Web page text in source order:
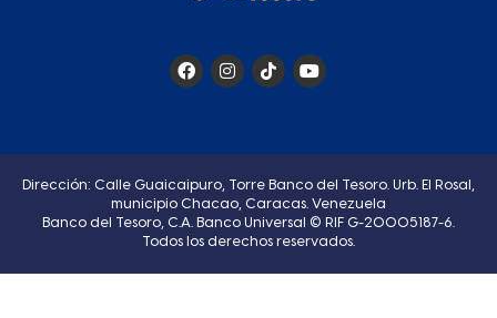
Dirección: Calle Guaicaipuro, Torre Banco del Tesoro. Urb. El Rosal,
municipio Chacao, Caracas. Venezuela
Banco del Tesoro, C.A. Banco Universal © RIF G-20005187-6.
Todos los derechos reservados.